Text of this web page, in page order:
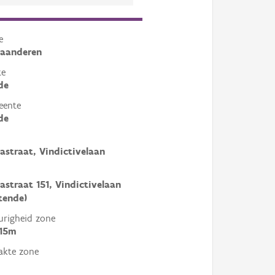
Vindictivelaan
151, Vindictivelaan
zone
zone